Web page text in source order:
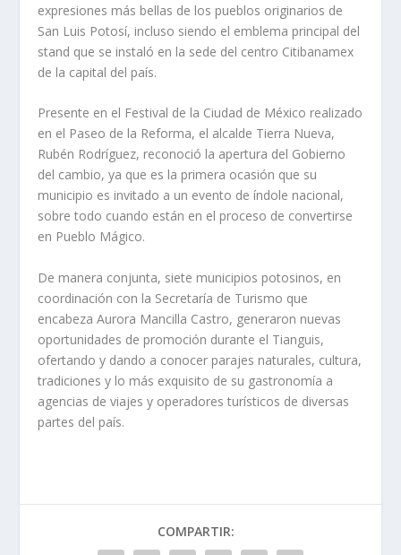
expresiones más bellas de los pueblos originarios de
San Luis Potosí, incluso siendo el emblema principal del
stand que se instaló en la sede del centro Citibanamex
de la capital del país.
Presente en el Festival de la Ciudad de México realizado
en el Paseo de la Reforma, el alcalde Tierra Nueva,
Rubén Rodríguez, reconoció la apertura del Gobierno
del cambio, ya que es la primera ocasión que su
municipio es invitado a un evento de índole nacional,
sobre todo cuando están en el proceso de convertirse
en Pueblo Mágico.
De manera conjunta, siete municipios potosinos, en
coordinación con la Secretaría de Turismo que
encabeza Aurora Mancilla Castro, generaron nuevas
oportunidades de promoción durante el Tianguis,
ofertando y dando a conocer parajes naturales, cultura,
tradiciones y lo más exquisito de su gastronomía a
agencias de viajes y operadores turísticos de diversas
partes del país.
COMPARTIR: